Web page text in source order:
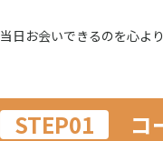
当日お会いできるのを心よ
STEP01 コ